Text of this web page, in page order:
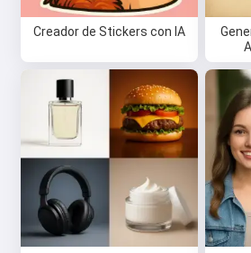
Creador de Stickers con IA